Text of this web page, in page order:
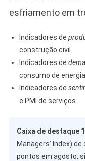
esfriamento em
Indicadores de
construção civil.
Indicadores de
consumo de energia.
Indicadores de
e PMI de serviços.
Caixa de destaque
Managers’ Index)
pontos em agosto,